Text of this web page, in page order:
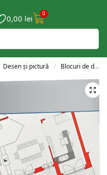
0,00 lei 0
Desen și pictură / Blocuri de desen A3